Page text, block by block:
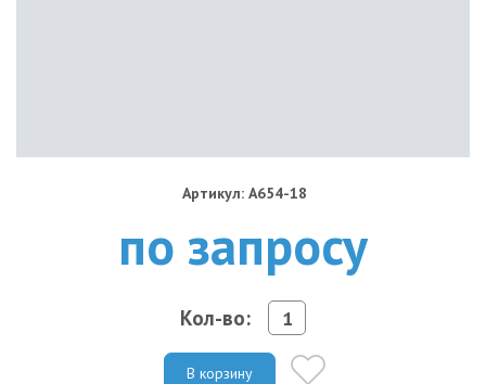
Артикул: A654-18
по запросу
Кол-во:
В корзину